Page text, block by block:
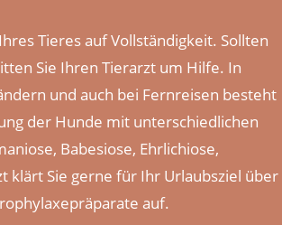
Tieres auf Vollständigkeit. Sollten
Sie Ihren Tierarzt um Hilfe. In
und auch bei Fernreisen besteht
der Hunde mit unterschiedlichen
Babesiose, Ehrlichiose,
klärt Sie gerne für Ihr Urlaubsziel über
auf.